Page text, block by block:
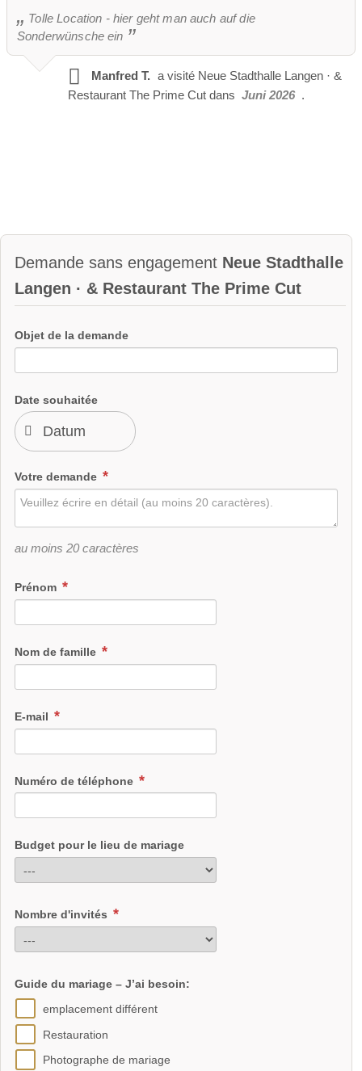
30 octobre 2027 (samedi)
Tolle Location - hier geht man auch auf die
Sonderwünsche ein
Manfred T. a visité Neue Stadthalle Langen · &
Restaurant The Prime Cut dans Juni 2026 .
Demande sans engagement Neue Stadthalle
Langen · & Restaurant The Prime Cut
Objet de la demande
Date souhaitée
Votre demande
au moins 20 caractères
Prénom
Nom de famille
E-mail
Numéro de téléphone
Budget pour le lieu de mariage
Nombre d'invités
Guide du mariage – J’ai besoin:
emplacement différent
Restauration
Photographe de mariage